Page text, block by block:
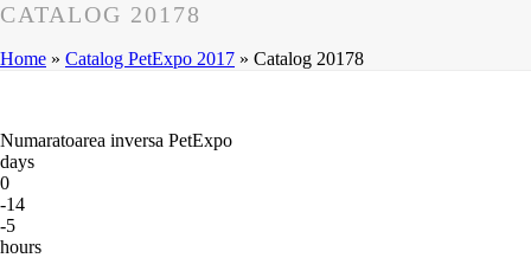
CATALOG 20178
Home » Catalog PetExpo 2017 » Catalog 20178
Numaratoarea inversa PetExpo
days
0
-14
-5
hours